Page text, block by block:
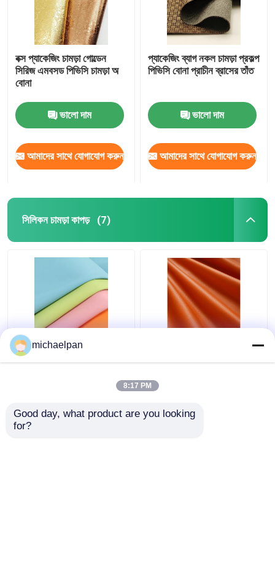
বক্স প্যাকেজিং চামড়া গোল্ডেন
সিরিজ এমবসড পিভিসি চামড়া অ
বোনা
ভালো দাম
আমাদের সাথে যোগাযোগ করুন
প্যাকেজিং ব্যাগ নকল চামড়া প্রকল্প
পিভিসি বোনা প্রাচীন ব্রাসের তাঁত
ভালো দাম
আমাদের সাথে যোগাযোগ করুন
সিলিকন চামড়া কাপড় (7)
নরম সিলিকন চামড়া ফ্যাব্রিক
দ্রাবক মুক্ত স্ক্র্যাচ প্রতিরোধী
michaelpan
8:17 PM
Good day, what product are you looking
for?